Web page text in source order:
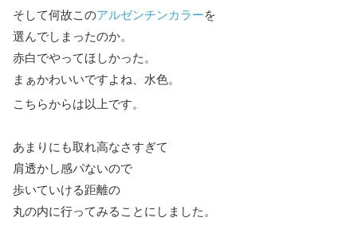
そして何故このアルゼンチンカラーを
選んでしまったのか。
赤白でやってほしかった。
まぁかわいいですよね、水色。
こちらからは以上です。
あまりにも取れ高なさすぎて
肩透かし感パないので
歩いていける距離の
丸の内に行ってみることにしました。